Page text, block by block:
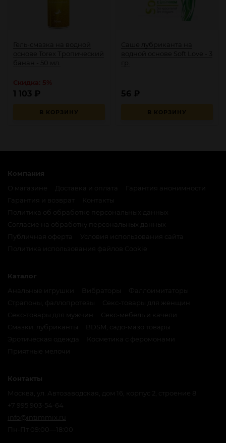
Гель-смазка на водной
основе Torex Тропический
банан - 50 мл.
В КОРЗИНУ
1 103 ₽
Саше лубриканта на
водной основе Soft Love - 3
В КОРЗИНУ
56 ₽
Компания
О магазине
Доставка и оплата
Гарантия анонимности
Политика об обработке персональных данных
Согласие на обработку персональных данных
Публичная оферта
Условия использования сайта
Политика использования файлов Cookie
Каталог
Анальные игрушки
Вибраторы
Фаллоимитаторы
Страпоны, фаллопротезы
Секс-товары для женщин
Секс-товары для мужчин
Секс-мебель и качели
Смазки, лубриканты
BDSM, садо-мазо товары
Эротическая одежда
Косметика с феромонами
Приятные мелочи
Контакты
Москва, ул. Автозаводская, дом 16, корпус 2, строение 8
+7 995 903-54-64
info@intimmix.ru
Пн-Пт 09:00—18:00